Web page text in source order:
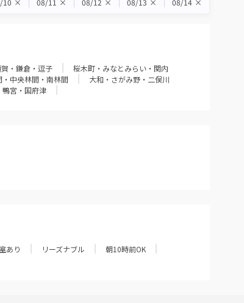
・鎌倉・逗子
桜木町・みなとみらい・関内
・中央林間・南林間
大和・さがみ野・二俣川
鴨宮・国府津
あり リーズナブル
朝10時前OK